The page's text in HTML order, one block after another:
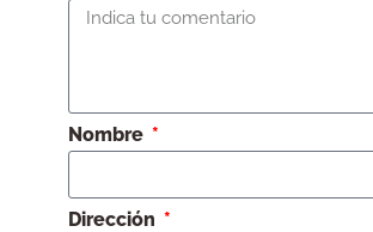
Nombre
Dirección